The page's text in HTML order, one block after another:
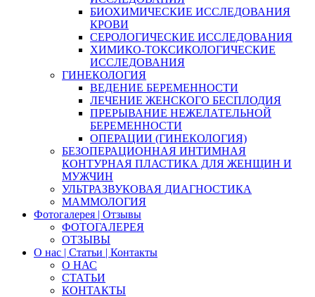
БИОХИМИЧЕСКИЕ ИССЛЕДОВАНИЯ
КРОВИ
СЕРОЛОГИЧЕСКИЕ ИССЛЕДОВАНИЯ
ХИМИКО-ТОКСИКОЛОГИЧЕСКИЕ
ИССЛЕДОВАНИЯ
ГИНЕКОЛОГИЯ
ВЕДЕНИЕ БЕРЕМЕННОСТИ
ЛЕЧЕНИЕ ЖЕНСКОГО БЕСПЛОДИЯ
ПРЕРЫВАНИЕ НЕЖЕЛАТЕЛЬНОЙ
БЕРЕМЕННОСТИ
ОПЕРАЦИИ (ГИНЕКОЛОГИЯ)
БЕЗОПЕРАЦИОННАЯ ИНТИМНАЯ
КОНТУРНАЯ ПЛАСТИКА ДЛЯ ЖЕНЩИН И
МУЖЧИН
УЛЬТРАЗВУКОВАЯ ДИАГНОСТИКА
МАММОЛОГИЯ
Фотогалерея | Отзывы
ФОТОГАЛЕРЕЯ
ОТЗЫВЫ
О нас | Статьи | Контакты
О НАС
СТАТЬИ
КОНТАКТЫ